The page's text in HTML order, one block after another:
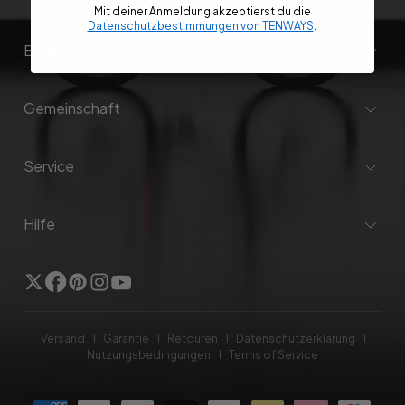
Entdecken
Gemeinschaft
Service
Hilfe
TwitterFacebook
Pinterest
Instagram
Youtube
Versand Garantie Retouren
Datenschutzerklärung
Nutzungsbedingungen
Terms of Service
Mit deiner Anmeldung akzeptierst du die
Datenschutzbestimmungen von TENWAYS